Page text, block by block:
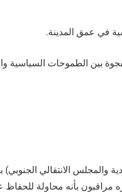
في عمق المدينة.
بين الطموحات السياسية
والمجلس الانتقالي
مراقبون بأنه محاولة